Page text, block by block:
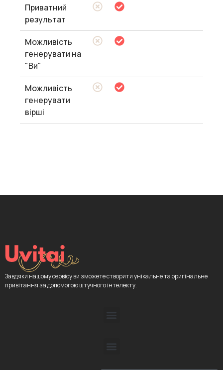
Приватний
результат
Можливість
генерувати на
"Ви"
Можливість
генерувати
вірші
Завдяки нашому сервісу ви зможете створити унікальне та оригінальне
привітання за допомогою штучного інтелекту.